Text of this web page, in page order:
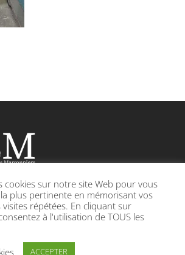
sous contrat d’association avec l’Etat
rue 69420 CONDRIEU
POLITIQUE DE CONFIDENTIALITÉ
cookies sur notre site Web pour vous
plus pertinente en mémorisant vos
répétées. En cliquant sur
à l'utilisation de TOUS les
ACCEPTER